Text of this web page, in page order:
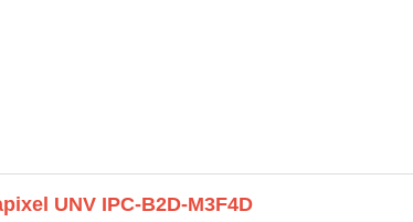
UNV IPC-B2D-M3F4D